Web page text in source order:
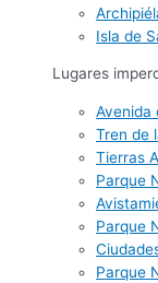
Isla de
Lugares
Avenida
Tren de
Tierras
Parque
Parque
Parque